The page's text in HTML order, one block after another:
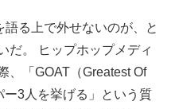
る上で外せないのが、と
だ。 ヒップホップメディ
、「GOAT（Greatest Of
3人を挙げる」という質